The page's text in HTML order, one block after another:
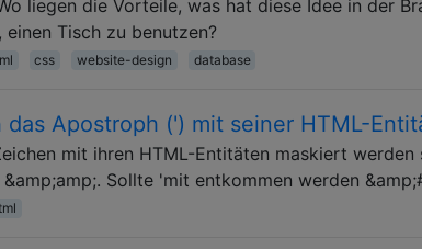
liegen die Vorteile, was hat diese Idee in der
einen Tisch zu benutzen?
css website-design database
das Apostroph (') mit seiner HTML-
mit ihren HTML-Entitäten maskiert
Sollte 'mit entkommen werden